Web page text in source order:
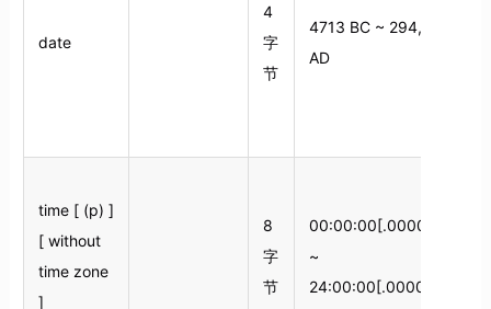
date
4
字
节
4713 BC ~ 294,277
AD
time [ (p) ]
[ without
time zone
]
8
字
节
00:00:00[.000000]
~
24:00:00[.000000]